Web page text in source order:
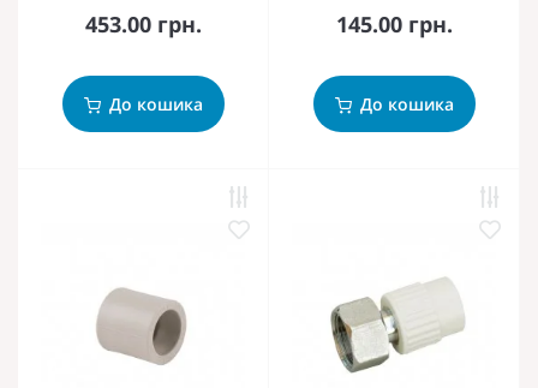
453.00 грн.
До кошика
145.00 грн.
До кошика